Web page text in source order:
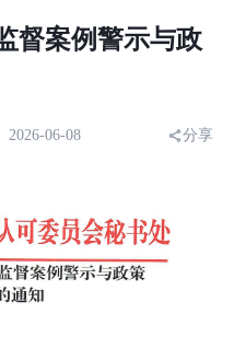
督案例警示与政
2026-06-08 分享